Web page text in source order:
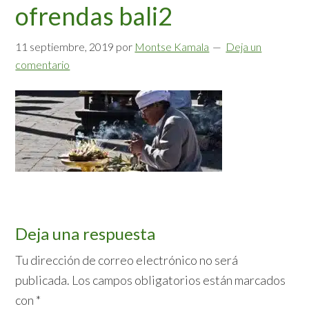
ofrendas bali2
11 septiembre, 2019 por Montse Kamala
Deja un
comentario
Interacciones
con
los
lectores
Deja una respuesta
Tu dirección de correo electrónico no será
publicada. Los campos obligatorios están marcados
con *